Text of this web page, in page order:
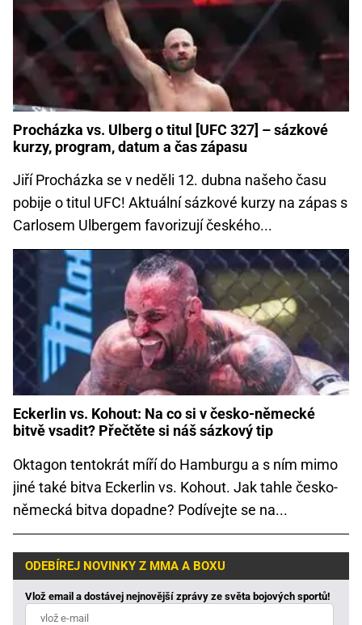
Procházka vs. Ulberg o titul [UFC 327] – sázkové
kurzy, program, datum a čas zápasu
Jiří Procházka se v neděli 12. dubna našeho času
pobije o titul UFC! Aktuální sázkové kurzy na zápas s
Carlosem Ulbergem favorizují českého...
Eckerlin vs. Kohout: Na co si v česko-německé
bitvě vsadit? Přečtěte si náš sázkový tip
Oktagon tentokrát míří do Hamburgu a s ním mimo
jiné také bitva Eckerlin vs. Kohout. Jak tahle česko-
německá bitva dopadne? Podívejte se na...
ODEBÍREJ NOVINKY Z MMA A BOXU
Vlož email a dostávej nejnovější zprávy ze světa bojových sportů!